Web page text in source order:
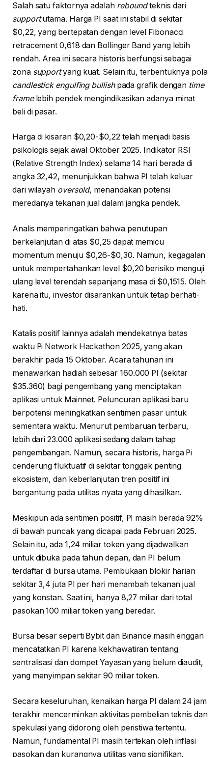
Salah satu faktornya adalah reboundteknis dari
supportutama. Harga PI saat ini stabil di sekitar
$0,22, yang bertepatan dengan level Fibonacci
retracement 0,618 dan Bollinger Band yang lebih
rendah. Area ini secara historis berfungsi sebagai
zona supportyang kuat. Selain itu, terbentuknya pola
candlestick engulfing bullishpada grafik dengan time
framelebih pendek mengindikasikan adanya minat
beli di pasar.
Harga di kisaran $0,20-$0,22 telah menjadi basis
psikologis sejak awal Oktober 2025. Indikator RSI
(Relative Strength Index) selama 14 hari berada di
angka 32,42, menunjukkan bahwa PI telah keluar
dari wilayah oversold, menandakan potensi
meredanya tekanan jual dalam jangka pendek.
Analis memperingatkan bahwa penutupan
berkelanjutan di atas $0,25 dapat memicu
momentum menuju $0,26-$0,30. Namun, kegagalan
untuk mempertahankan level $0,20 berisiko menguji
ulang level terendah sepanjang masa di $0,1515. Oleh
karena itu, investor disarankan untuk tetap berhati-
hati.
Katalis positif lainnya adalah mendekatnya batas
waktu Pi Network Hackathon 2025, yang akan
berakhir pada 15 Oktober. Acara tahunan ini
menawarkan hadiah sebesar 160.000 PI (sekitar
$35.360) bagi pengembang yang menciptakan
aplikasi untuk Mainnet. Peluncuran aplikasi baru
berpotensi meningkatkan sentimen pasar untuk
sementara waktu. Menurut pembaruan terbaru,
lebih dari 23.000 aplikasi sedang dalam tahap
pengembangan. Namun, secara historis, harga Pi
cenderung fluktuatif di sekitar tonggak penting
ekosistem, dan keberlanjutan tren positif ini
bergantung pada utilitas nyata yang dihasilkan.
Meskipun ada sentimen positif, PI masih berada 92%
di bawah puncak yang dicapai pada Februari 2025.
Selain itu, ada 1,24 miliar token yang dijadwalkan
untuk dibuka pada tahun depan, dan PI belum
terdaftar di bursa utama. Pembukaan blokir harian
sekitar 3,4 juta PI per hari menambah tekanan jual
yang konstan. Saat ini, hanya 8,27 miliar dari total
pasokan 100 miliar token yang beredar.
Bursa besar seperti Bybit dan Binance masih enggan
mencatatkan PI karena kekhawatiran tentang
sentralisasi dan dompet Yayasan yang belum diaudit,
yang menyimpan sekitar 90 miliar token.
Secara keseluruhan, kenaikan harga PI dalam 24 jam
terakhir mencerminkan aktivitas pembelian teknis dan
spekulasi yang didorong oleh peristiwa tertentu.
Namun, fundamental PI masih tertekan oleh inflasi
pasokan dan kurangnya utilitas yang signifikan.